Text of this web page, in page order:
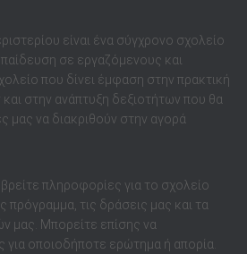
είναι ένα σύγχρονο σχολείο
σε εργαζόμενους και
που δίνει έμφαση στην πρακτική
στην ανάπτυξη δεξιοτήτων που θα
μας να διακριθούν στην αγορά
πληροφορίες για το σχολείο
πρόγραμμα, τις δράσεις μας και τα
μας. Μπορείτε επίσης να
για οποιοδήποτε ερώτημα ή απορία.